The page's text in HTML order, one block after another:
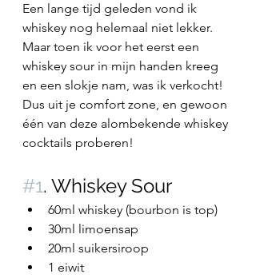
Een lange tijd geleden vond ik
whiskey nog helemaal niet lekker.
Maar toen ik voor het eerst een
whiskey sour in mijn handen kreeg
en een slokje nam, was ik verkocht!
Dus uit je comfort zone, en gewoon
één van deze alombekende whiskey
cocktails proberen!
#1. Whiskey Sour
60ml whiskey (bourbon is top)
30ml limoensap
20ml suikersiroop
1 eiwit